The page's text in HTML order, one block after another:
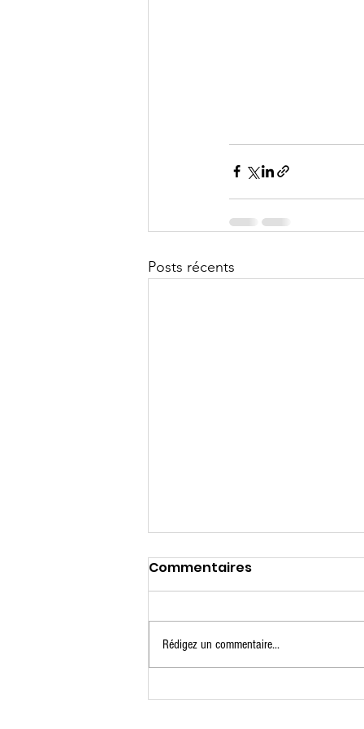
Posts récents
Camp de patin estival
Commentaires
Rédigez un commentaire...